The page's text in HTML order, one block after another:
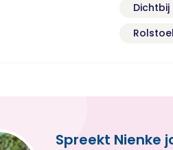
Spreekt Nienke